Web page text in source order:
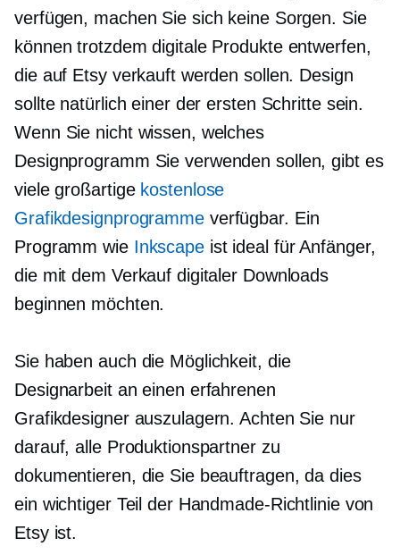
verfügen, machen Sie sich keine Sorgen. Sie
können trotzdem digitale Produkte entwerfen,
die auf Etsy verkauft werden sollen. Design
sollte natürlich einer der ersten Schritte sein.
Wenn Sie nicht wissen, welches
Designprogramm Sie verwenden sollen, gibt es
viele großartige kostenlose
Grafikdesignprogrammeverfügbar. Ein
Programm wie Inkscapeist ideal für Anfänger,
die mit dem Verkauf digitaler Downloads
beginnen möchten.
Sie haben auch die Möglichkeit, die
Designarbeit an einen erfahrenen
Grafikdesigner auszulagern. Achten Sie nur
darauf, alle Produktionspartner zu
dokumentieren, die Sie beauftragen, da dies
ein wichtiger Teil der Handmade-Richtlinie von
Etsy ist.